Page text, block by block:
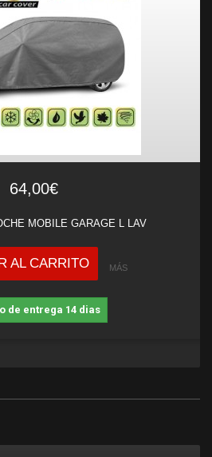
64,00€
MOBILE GARAGE L LAV
AL CARRITO MÁS
de entrega 14 dias